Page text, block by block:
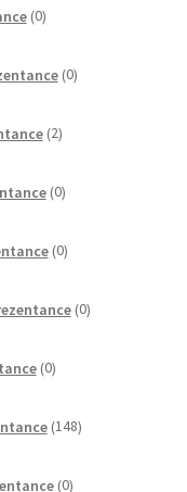
0izdelkov
0izdelkov
2izdelka
0izdelkov
0izdelkov
0izdelkov
0izdelkov
148izdelkov
0